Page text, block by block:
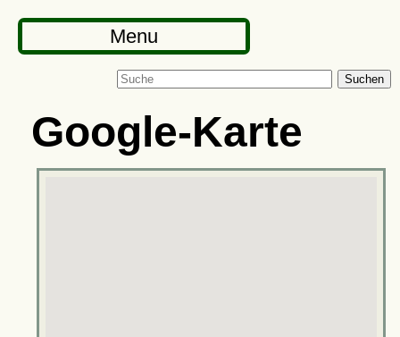
Menu
Suchen
Google-Karte